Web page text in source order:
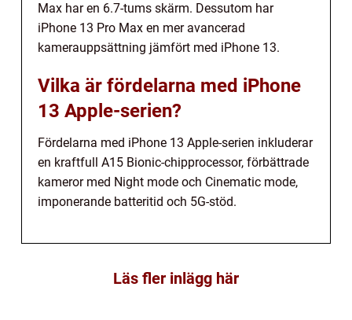
Max har en 6.7-tums skärm. Dessutom har
iPhone 13 Pro Max en mer avancerad
kamerauppsättning jämfört med iPhone 13.
Vilka är fördelarna med iPhone
13 Apple-serien?
Fördelarna med iPhone 13 Apple-serien inkluderar
en kraftfull A15 Bionic-chipprocessor, förbättrade
kameror med Night mode och Cinematic mode,
imponerande batteritid och 5G-stöd.
Läs fler inlägg här